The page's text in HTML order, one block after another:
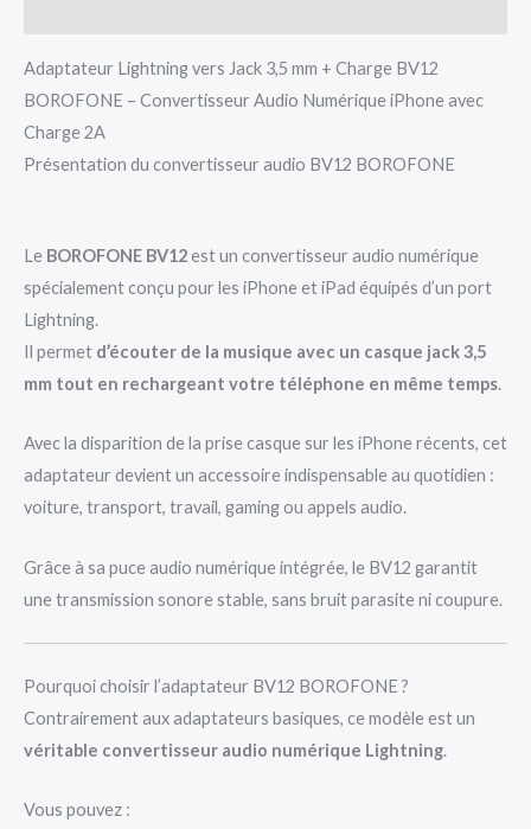
Adaptateur Lightning vers Jack 3,5 mm + Charge BV12
BOROFONE – Convertisseur Audio Numérique iPhone avec
Charge 2A
Présentation du convertisseur audio BV12 BOROFONE
Le BOROFONE BV12est un convertisseur audio numérique
spécialement conçu pour les iPhone et iPad équipés d’un port
Lightning.
Il permet d’écouter de la musique avec un casque jack 3,5
mm tout en rechargeant votre téléphone en même temps.
Avec la disparition de la prise casque sur les iPhone récents, cet
adaptateur devient un accessoire indispensable au quotidien :
voiture, transport, travail, gaming ou appels audio.
Grâce à sa puce audio numérique intégrée, le BV12 garantit
une transmission sonore stable, sans bruit parasite ni coupure.
Pourquoi choisir l’adaptateur BV12 BOROFONE ?
Contrairement aux adaptateurs basiques, ce modèle est un
véritable convertisseur audio numérique Lightning.
Vous pouvez :